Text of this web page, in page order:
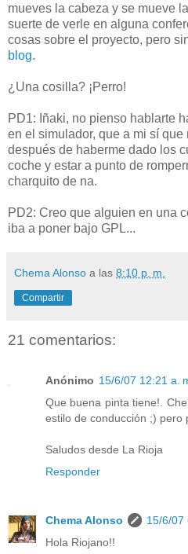
mueves la cabeza y se mueve
suerte de verle en alguna
cosas sobre el proyecto, pero
blog.
¿Una cosilla? ¡Perro!
PD1: Iñaki, no pienso hablarte
en el simulador, que a mi sí que
después de haberme dado los
coche y estar a punto de
charquito de na.
PD2: Creo que alguien en una
iba a poner bajo GPL...
Chema Alonso a las 8:10 p. m.
Compartir
21 comentarios:
Anónimo 15/6/07 12:21 a.
Que buena pinta tiene!.
estilo de conducción ;) pero
Saludos desde La Rioja
Responder
Chema Alonso
15/6/07
Hola Riojano!!